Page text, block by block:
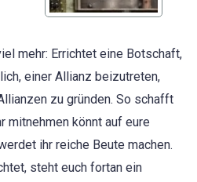
mehr: Errichtet eine Botschaft,
einer Allianz beizutreten,
zu gründen. So schafft
mitnehmen könnt auf eure
ihr reiche Beute machen.
steht euch fortan ein